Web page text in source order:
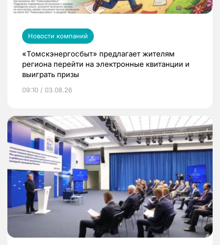
Новости компаний
«Томскэнергосбыт» предлагает жителям
региона перейти на электронные квитанции и
выиграть призы
09:10 / 03.08.26